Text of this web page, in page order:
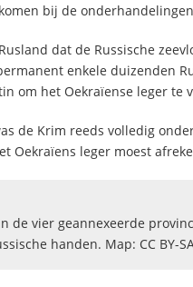
bij de
dat de Russische
enkele duizenden
om het Oekraïense leger te
de Krim reeds volledig
Oekraïens leger moest
de vier geannexeerde
handen. Map: CC BY-